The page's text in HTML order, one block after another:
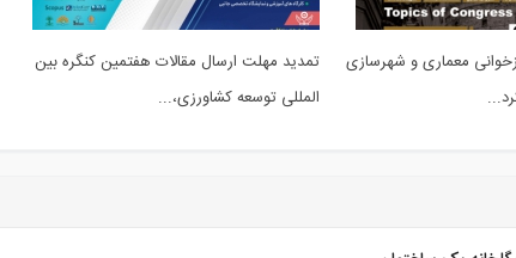
معماری و شهرسازی
تمدید مهلت ارسال مقالات هفتمین کنگره بین
المللی توسعه کشاورزی،...